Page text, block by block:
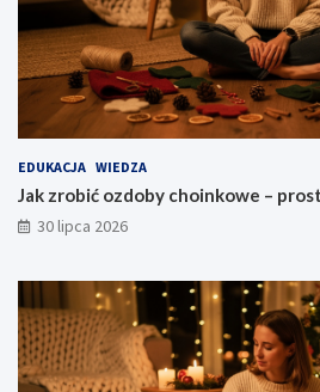
EDUKACJA WIEDZA
Jak zrobić ozdoby choinkowe –
30 lipca 2026